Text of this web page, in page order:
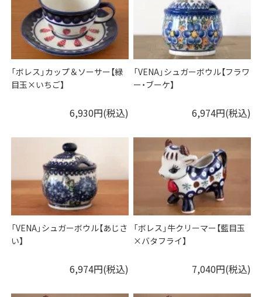
「ボレス」カップ＆ソーサー【緑
目玉×いちご】
6,930円(税込)
「VENA」シュガーボウル【フラワ
ー・ブーケ】
6,974円(税込)
「VENA」シュガーボウル【あじさ
い】
6,974円(税込)
「ボレス」牛クリーマー【藍目玉
×バタフライ】
7,040円(税込)